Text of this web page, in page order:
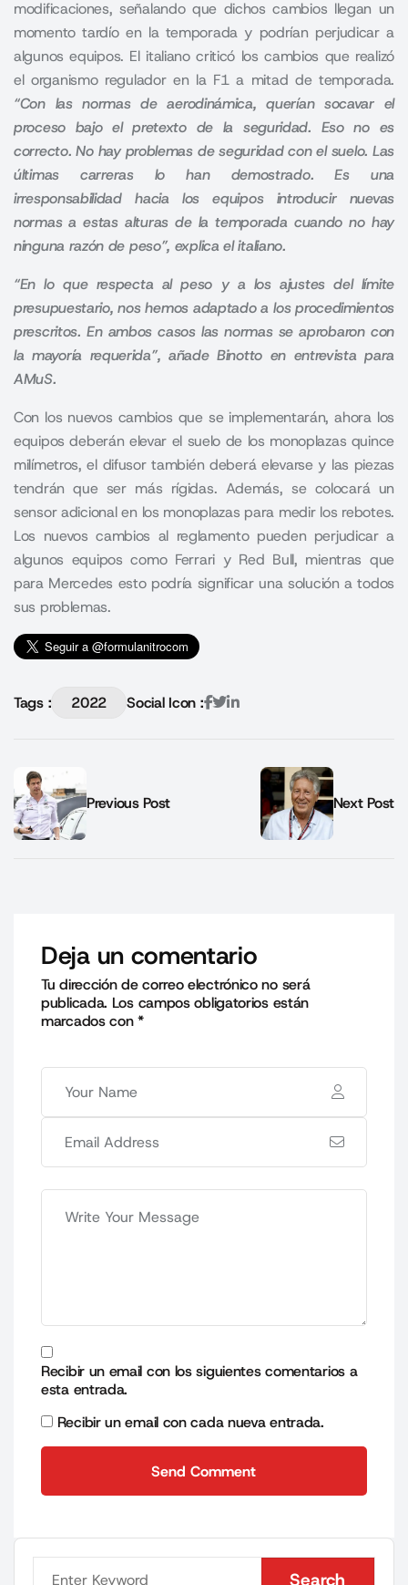
modificaciones, señalando que dichos cambios llegan un
momento tardío en la temporada y podrían perjudicar a
algunos equipos. El italiano criticó los cambios que realizó
el organismo regulador en la F1 a mitad de temporada.
“Con las normas de aerodinámica, querían socavar el
proceso bajo el pretexto de la seguridad. Eso no es
correcto. No hay problemas de seguridad con el suelo. Las
últimas carreras lo han demostrado. Es una
irresponsabilidad hacia los equipos introducir nuevas
normas a estas alturas de la temporada cuando no hay
ninguna razón de peso”, explica el italiano.
“En lo que respecta al peso y a los ajustes del límite
presupuestario, nos hemos adaptado a los procedimientos
prescritos. En ambos casos las normas se aprobaron con
la mayoría requerida”, añade Binotto en entrevista para
AMuS.
Con los nuevos cambios que se implementarán, ahora los
equipos deberán elevar el suelo de los monoplazas quince
milímetros, el difusor también deberá elevarse y las piezas
tendrán que ser más rígidas. Además, se colocará un
sensor adicional en los monoplazas para medir los rebotes.
Los nuevos cambios al reglamento pueden perjudicar a
algunos equipos como Ferrari y Red Bull, mientras que
para Mercedes esto podría significar una solución a todos
sus problemas.
Tags : 2022 Social Icon :
Previous Post Next Post
Deja un comentario
Tu dirección de correo electrónico no será
publicada. Los campos obligatorios están
marcados con*
Recibir un email con los siguientes comentarios a
esta entrada.
Recibir un email con cada nueva entrada.
Send Comment
Search